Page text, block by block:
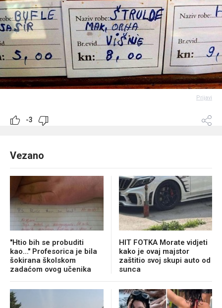
Prijavi
-3
Vezano
"Htio bih se probuditi
kao..." Profesorica je bila
šokirana školskom
zadaćom ovog učenika
HIT FOTKA Morate vidjeti
kako je ovaj majstor
zaštitio svoj skupi auto od
sunca